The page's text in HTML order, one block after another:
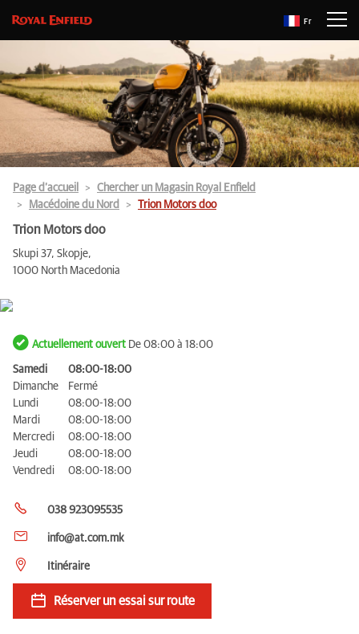
Fr
Page d’accueil
Chercher un Magasin Royal Enfield
Macédoine du Nord
Trion Motors doo
Trion Motors doo
Skupi 37, Skopje,
1000 North Macedonia
Actuellement ouvert De 08:00 à 18:00
Samedi
08:00-18:00
Dimanche
Fermé
Lundi
08:00-18:00
Mardi
08:00-18:00
Mercredi
08:00-18:00
Jeudi
08:00-18:00
Vendredi
08:00-18:00
038 923095535
info@at.com.mk
Itinéraire
Réserver un essai sur route